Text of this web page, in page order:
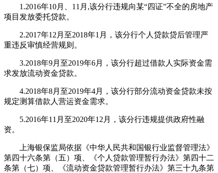
1.2016年10月、11月,该分行违规向某“四证”不全的房地产
项目发放委托贷款。
2.2017年12月至2018年1月，该分行个人贷款贷后管理严
重违反审慎经营规则。
3.2018年9月至2019年6月，该分行超过借款人实际资金需
求发放流动资金贷款。
4.2018年8月至2019年4月，该分行部分流动资金贷款未按
规定测算借款人营运资金需求。
5.2016年11月至2020年12月，该分行违规提供政府性融
资。
上海银保监局依据《中华人民共和国银行业监督管理法》
第四十六条第（五）项、《个人贷款管理暂行办法》第四十二
条第（七）项、《流动资金贷款管理暂行办法》第三十九条第